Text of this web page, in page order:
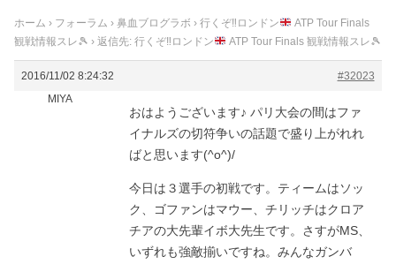
ホーム › フォーラム › 鼻血ブログラボ › 行くぞ‼︎ロンドン
ATP Tour Finals
観戦情報スレ🎾 › 返信先: 行くぞ‼︎ロンドン ATP Tour Finals 観戦情報スレ🎾
2016/11/02 8:24:32
#32023
MIYA
おはようございます♪ パリ大会の間はファ
イナルズの切符争いの話題で盛り上がれれ
ばと思います(^o^)/
今日は３選手の初戦です。ティームはソッ
ク、ゴファンはマウー、チリッチはクロア
チアの大先輩イボ大先生です。さすがMS、
いずれも強敵揃いですね。みんなガンバ